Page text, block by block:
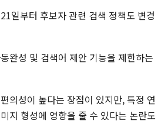
일부터 후보자 관련 검색 정책도 변경
완성 및 검색어 제안 기능을 제한하는
의성이 높다는 장점이 있지만, 특정 연
지 형성에 영향을 줄 수 있다는 논란도